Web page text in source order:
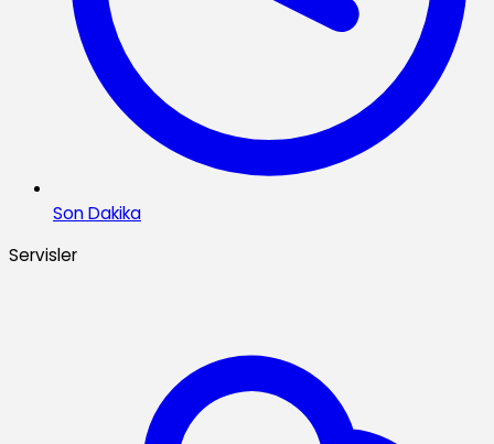
Son Dakika
Servisler